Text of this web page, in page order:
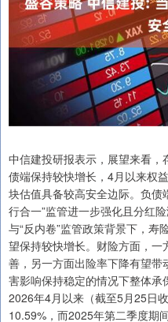
中信建投研报表示，展望来看，
债端保持较快增长，4月以来权
块估值具备较高安全边际。负债
行合一”监管进一步强化且分红
与“反内卷”监管政策背景下，寿
望保持较快增长。财险方面，一
善，另一方面出险率下降有望
害影响保持稳定的情况下整体承
2026年4月以来（截至5月25日
10.59%，而2025年第二季度期